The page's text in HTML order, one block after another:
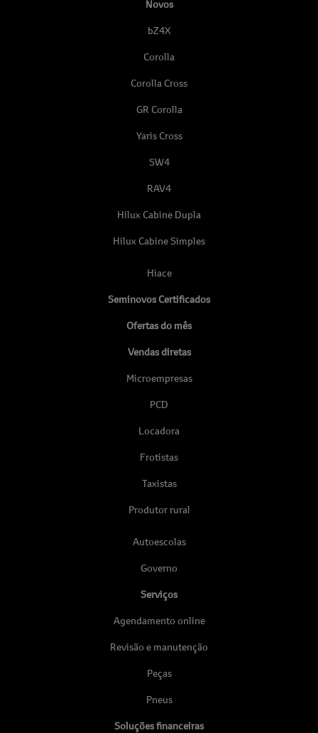
Novos
bZ4X
Corolla
Corolla Cross
GR Corolla
Yaris Cross
SW4
RAV4
Hilux Cabine Dupla
Hilux Cabine Simples
Hiace
Seminovos Certificados
Ofertas do mês
Vendas diretas
Microempresas
PCD
Locadora
Frotistas
Taxistas
Produtor rural
Autoescolas
Governo
Serviços
Agendamento online
Revisão e manutenção
Peças
Pneus
Soluções financeiras